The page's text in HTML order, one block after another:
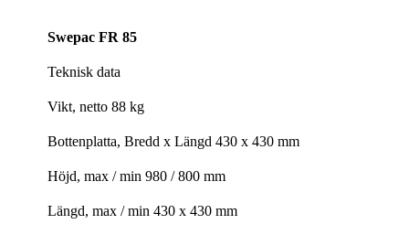
Swepac FR 85
Teknisk data
Vikt, netto 88 kg
Bottenplatta, Bredd x Längd 430 x 430 mm
Höjd, max / min 980 / 800 mm
Längd, max / min 430 x 430 mm